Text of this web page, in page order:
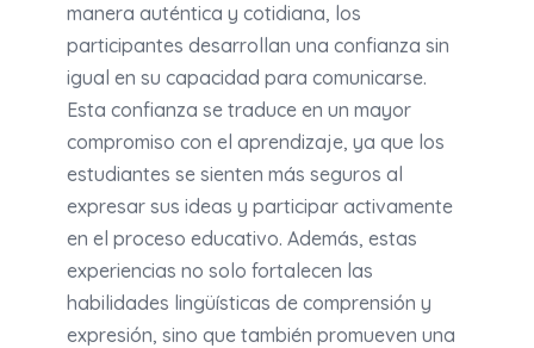
manera auténtica y cotidiana, los
participantes desarrollan una confianza sin
igual en su capacidad para comunicarse.
Esta confianza se traduce en un mayor
compromiso con el aprendizaje, ya que los
estudiantes se sienten más seguros al
expresar sus ideas y participar activamente
en el proceso educativo. Además, estas
experiencias no solo fortalecen las
habilidades lingüísticas de comprensión y
expresión, sino que también promueven una